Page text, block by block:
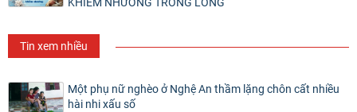
Tin xem nhiều
Một phụ nữ nghèo ở Nghệ An thầm lặng chôn cất nhiều
hài nhi xấu số